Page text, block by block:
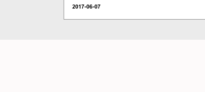
2017-06-07